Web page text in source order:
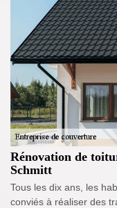
Rénovation de
Schmitt
Tous les dix ans, les
conviés à réaliser des